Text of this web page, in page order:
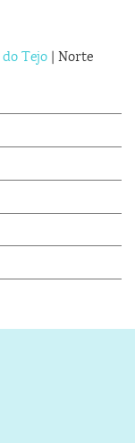
do Tejo | Norte